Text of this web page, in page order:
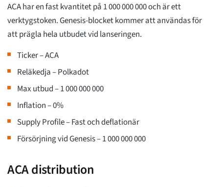
ACA har en fast kvantitet på 1 000 000 000 och är ett
verktygstoken. Genesis-blocket kommer att användas för
att prägla hela utbudet vid lanseringen.
Ticker – ACA
Reläkedja – Polkadot
Max utbud – 1 000 000 000
Inflation – 0%
Supply Profile – Fast och deflationär
Försörjning vid Genesis – 1 000 000 000
ACA distribution